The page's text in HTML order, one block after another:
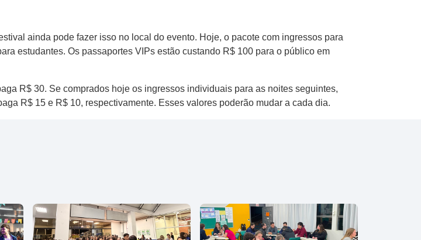
ainda pode fazer isso no local do evento. Hoje, o pacote com ingressos para
estudantes. Os passaportes VIPs estão custando R$ 100 para o público em
R$ 30. Se comprados hoje os ingressos individuais para as noites seguintes,
R$ 15 e R$ 10, respectivamente. Esses valores poderão mudar a cada dia.